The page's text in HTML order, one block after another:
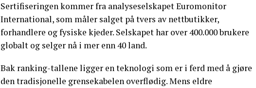
Sertifiseringen kommer fra analyseselskapet Euromonitor
International, som måler salget på tvers av nettbutikker,
forhandlere og fysiske kjeder. Selskapet har over 400.000 brukere
globalt og selger nå i mer enn 40 land.
Bak ranking-tallene ligger en teknologi som er i ferd med å gjøre
den tradisjonelle grensekabelen overflødig. Mens eldre